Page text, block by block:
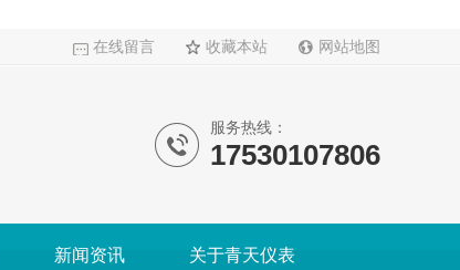
在线留言 收藏本站 网站地图
服务热线：
17530107806
新闻资讯 关于青天仪表